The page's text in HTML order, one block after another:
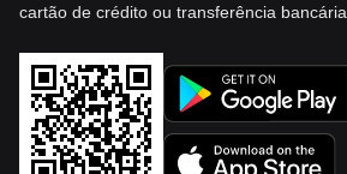
cartão de crédito ou transferência bancária.